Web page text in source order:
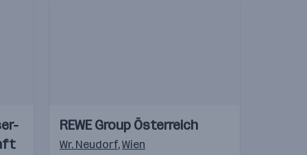
,Alberdorf,Ilz ,Graz,Albersdorf
Wien
Videos
Einblicke
Einblicke
REWE Group Österreich
Wr. Neudorf,Wien